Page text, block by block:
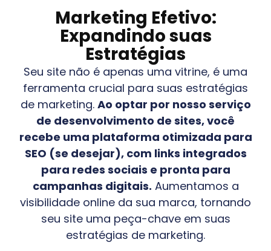
Marketing Efetivo:
Expandindo suas
Estratégias
Seu site não é apenas uma vitrine, é uma
ferramenta crucial para suas estratégias
de marketing. Ao optar por nosso serviço
de desenvolvimento de sites, você
recebe uma plataforma otimizada para
SEO (se desejar), com links integrados
para redes sociais e pronta para
campanhas digitais. Aumentamos a
visibilidade online da sua marca, tornando
seu site uma peça-chave em suas
estratégias de marketing.